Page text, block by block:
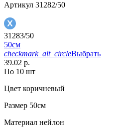
Артикул 31282/50
31283/50
50см
checkmark_alt_circleВыбрать
39.02 р.
По 10 шт
Цвет коричневый
Размер 50см
Материал нейлон